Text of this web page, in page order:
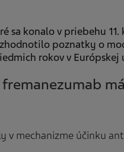
sa konalo v priebehu 11.
poznatky o
rokov v Európskej
v mechanizme účinku